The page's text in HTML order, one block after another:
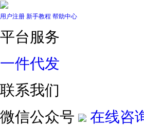
用户注册 新手教程 帮助中心
平台服务
一件代发
联系我们
微信公众号
在线咨